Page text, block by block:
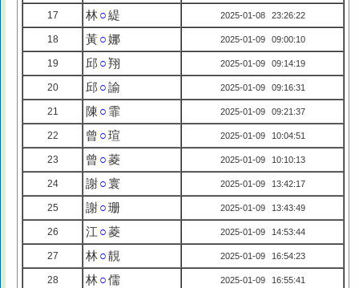
17 林○緹 2025-01-08 23:26:22
18 黃○娜 2025-01-09 09:00:10
19 邱 ○翔 2025-01-09 09:14:19
20 邱 ○諭 2025-01-09 09:16:31
21 陳 ○ 霏 2025-01-09 09:21:37
22 曾 ○瑄 2025-01-09 10:04:51
23 曾 ○菱 2025-01-09 10:10:13
24 謝○ 寰 2025-01-09 13:42:17
25 謝○珊 2025-01-09 13:43:49
26 江 ○菱 2025-01-09 14:53:44
27 林○靚 2025-01-09 16:54:23
28 林○儒 2025-01-09 16:55:41